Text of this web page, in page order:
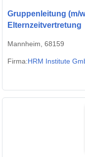
Gruppenleitung (m/
Elternzeitvertretung
Mannheim, 68159
Firma:HRM Institute